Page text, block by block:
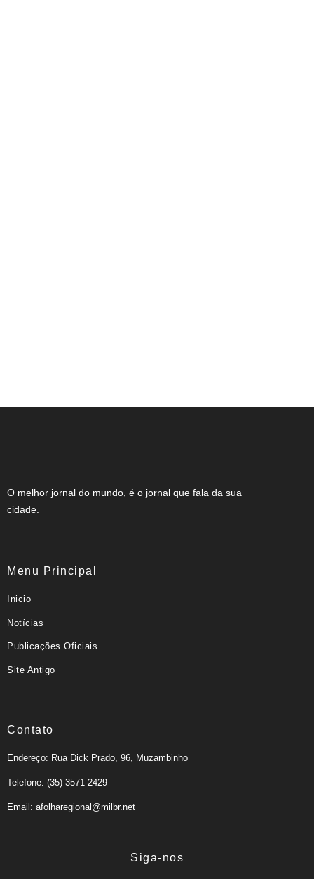
O melhor jornal do mundo, é o jornal que fala da sua
cidade.
Menu Principal
Inicio
Notícias
Publicações Oficiais
Site Antigo
Contato
Endereço: Rua Dick Prado, 96, Muzambinho
Telefone: (35) 3571-2429
Email: afolharegional@milbr.net
Siga-nos